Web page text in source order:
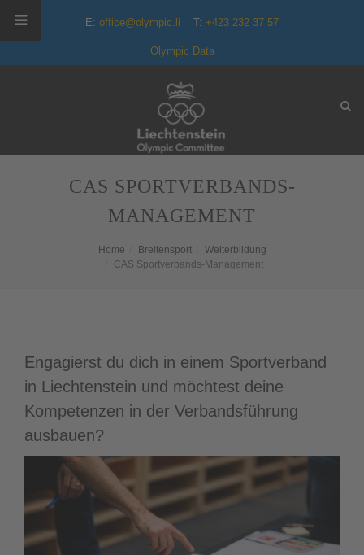
E: office@olympic.li T: +423 232 37 57
Olympic Data
CAS SPORTVERBANDS-
MANAGEMENT
Home Breitensport
Weiterbildung
CAS Sportverbands-Management
Engagierst du dich in einem Sportverband
in Liechtenstein und möchtest deine
Kompetenzen in der Verbandsführung
ausbauen?